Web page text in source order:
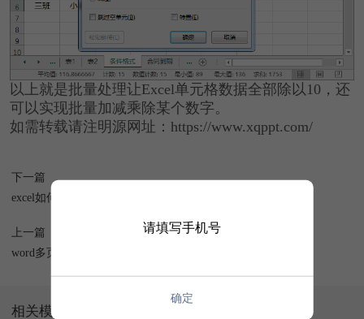
以上就是批量处理让Excel单元格数据全部除以10，还
可以实现批量加减乘除某个数字。
如需转载请注明源网址：https://www.xqppt.com/
下一篇
excel如何冻结首行和首列
上一篇
word多页怎么打印一页
相关模板
请填写手机号
确定